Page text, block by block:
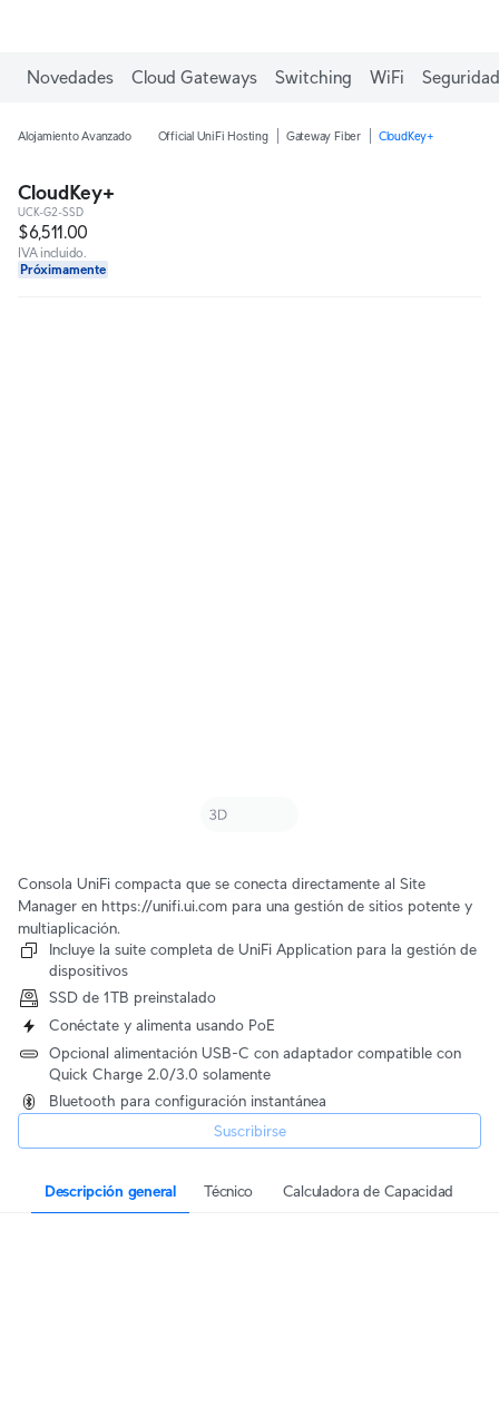
Novedades Cloud Gateways Switching WiFi
Alojamiento Avanzado Official UniFi Hosting Gateway Fiber CloudKey+
CloudKey+
UCK-G2-SSD
$6,511.00
IVA incluido.
Próximamente
Consola UniFi compacta que se conecta directamente al Site
Manager en https://unifi.ui.com para una gestión de sitios potente y
multiaplicación.
Incluye la suite completa de UniFi Application para la gestión de
dispositivos
SSD de 1TB preinstalado
Conéctate y alimenta usando PoE
Opcional alimentación USB-C con adaptador compatible con
Quick Charge 2.0/3.0 solamente
Bluetooth para configuración instantánea
Suscribirse
Descripción general Técnico Calculadora de Capacidad